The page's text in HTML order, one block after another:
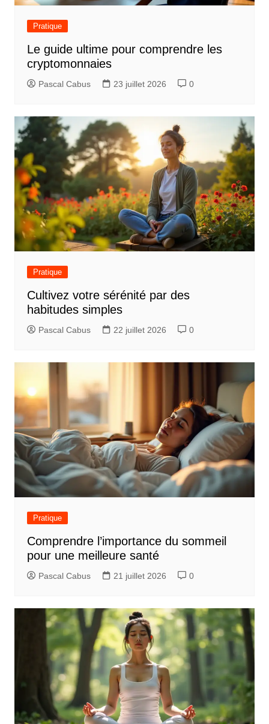
r
t
i
c
l
e
Pratique
Le guide ultime pour comprendre les
cryptomonnaies
Pascal Cabus 23 juillet 2026 0
Pratique
Cultivez votre sérénité par des
habitudes simples
Pascal Cabus 22 juillet 2026 0
Pratique
Comprendre l’importance du sommeil
pour une meilleure santé
Pascal Cabus 21 juillet 2026 0